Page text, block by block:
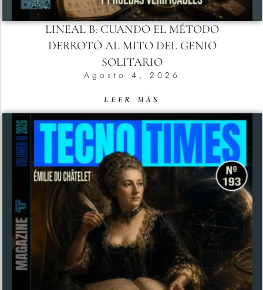
LINEAL B: CUANDO EL MÉTODO
DERROTÓ AL MITO DEL GENIO
SOLITARIO
Agosto 4, 2026
LEER MÁS